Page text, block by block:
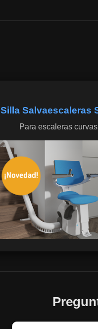
Silla Salvaescaleras
Para escaleras curvas